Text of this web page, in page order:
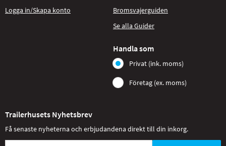
Logga in/Skapa konto
Bromsvajerguiden
Se alla Guider
Handla som
Privat (ink. moms)
Företag (ex. moms)
Trailerhusets Nyhetsbrev
Få senaste nyheterna och erbjudandena direkt till din inkorg.